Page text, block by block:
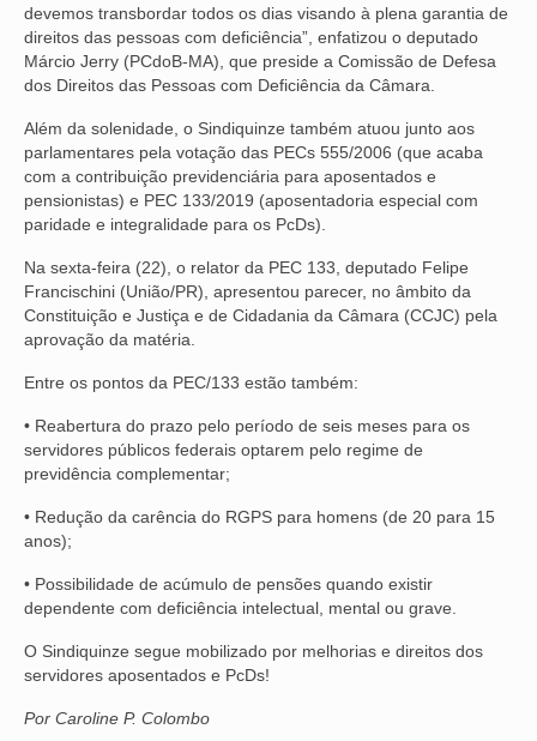
CONVÊNIOS
SINDICALIZE-SE
JURÍDICO
NÚCLEOS
APOSENTADOS
AGENTES DE POLÍCIA JUDICIAL
ANALISTAS JUDICIÁRIOS
MULHERES
OFICIAIS DE JUSTIÇA
SOLIDARIEDADE
TÉCNICOS JUDICIÁRIOS
TECNOLOGIA DA INFORMAÇÃO
devemos transbordar todos os dias visando à plena garantia de
direitos das pessoas com deficiência”, enfatizou o deputado
Márcio Jerry (PCdoB-MA), que preside a Comissão de Defesa
dos Direitos das Pessoas com Deficiência da Câmara.
Além da solenidade, o Sindiquinze também atuou junto aos
parlamentares pela votação das PECs 555/2006 (que acaba
com a contribuição previdenciária para aposentados e
pensionistas) e PEC 133/2019 (aposentadoria especial com
paridade e integralidade para os PcDs).
Na sexta-feira (22), o relator da PEC 133, deputado Felipe
Francischini (União/PR), apresentou parecer, no âmbito da
Constituição e Justiça e de Cidadania da Câmara (CCJC) pela
aprovação da matéria.
Entre os pontos da PEC/133 estão também:
• Reabertura do prazo pelo período de seis meses para os
servidores públicos federais optarem pelo regime de
previdência complementar;
• Redução da carência do RGPS para homens (de 20 para 15
anos);
• Possibilidade de acúmulo de pensões quando existir
dependente com deficiência intelectual, mental ou grave.
O Sindiquinze segue mobilizado por melhorias e direitos dos
servidores aposentados e PcDs!
Por Caroline P. Colombo